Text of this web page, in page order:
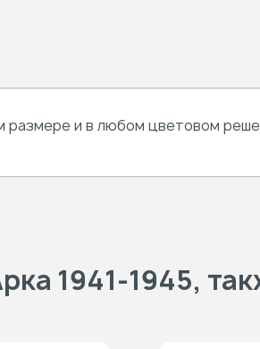
и в любом цветовом
1941-1945,